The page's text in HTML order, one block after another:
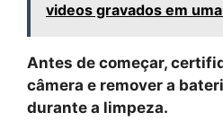
videos gravados em
Antes de começar,
câmera e remover a
durante a limpeza.